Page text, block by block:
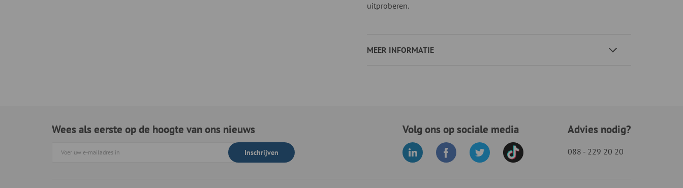
uitproberen.
MEER INFORMATIE
Wees als eerste op de hoogte van ons nieuws
Inschrijven
Volg ons op sociale media Advies nodig?
088 - 229 20 20